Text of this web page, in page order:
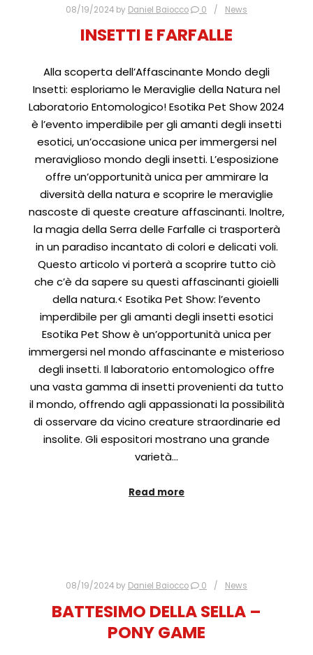
08/19/2024 by Daniel Baiocco 0 News
INSETTI E FARFALLE
Alla scoperta dell’Affascinante Mondo degli
Insetti: esploriamo le Meraviglie della Natura nel
Laboratorio Entomologico! Esotika Pet Show 2024
è l’evento imperdibile per gli amanti degli insetti
esotici, un’occasione unica per immergersi nel
meraviglioso mondo degli insetti. L’esposizione
offre un’opportunità unica per ammirare la
diversità della natura e scoprire le meraviglie
nascoste di queste creature affascinanti. Inoltre,
la magia della Serra delle Farfalle ci trasporterà
in un paradiso incantato di colori e delicati voli.
Questo articolo vi porterà a scoprire tutto ciò
che c’è da sapere su questi affascinanti gioielli
della natura.< Esotika Pet Show: l’evento
imperdibile per gli amanti degli insetti esotici
Esotika Pet Show è un’opportunità unica per
immergersi nel mondo affascinante e misterioso
degli insetti. Il laboratorio entomologico offre
una vasta gamma di insetti provenienti da tutto
il mondo, offrendo agli appassionati la possibilità
di osservare da vicino creature straordinarie ed
insolite. Gli espositori mostrano una grande
varietà…
Read more
08/19/2024 by Daniel Baiocco 0 News
BATTESIMO DELLA SELLA –
PONY GAME